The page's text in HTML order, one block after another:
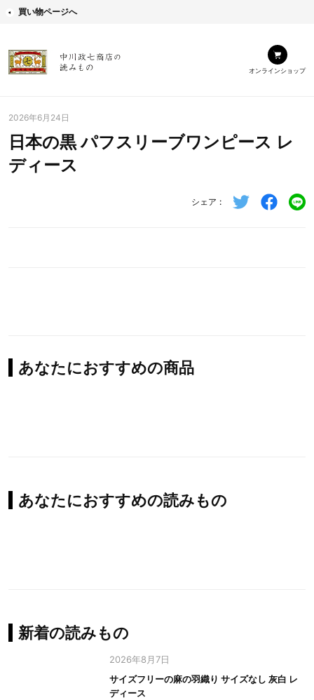
買い物ページへ
オンラインショップ
2026年6月24日
日本の黒 パフスリーブワンピース レ
ディース
シェア
あなたにおすすめの商品
あなたにおすすめの読みもの
新着の読みもの
2026年8月7日
サイズフリーの麻の羽織り サイズなし 灰白 レ
ディース